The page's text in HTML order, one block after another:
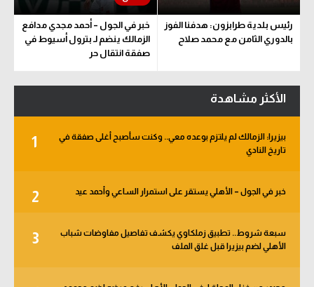
رئيس بلدية طرابزون: هدفنا الفوز
بالدوري الثامن مع محمد صلاح
خبر في الجول – أحمد مجدي مدافع
الزمالك ينضم لـ بترول أسيوط في
صفقة انتقال حر
الأكثر مشاهدة
1
بيزيرا: الزمالك لم يلتزم بوعده معي.. وكنت سأصبح أغلى صفقة في
تاريخ النادي
2 خبر في الجول – الأهلي يستقر على استمرار الساعي وأحمد عيد
3
سبعة شروط.. تطبيق زملكاوي يكشف تفاصيل مفاوضات شباب
الأهلي لضم بيزيرا قبل غلق الملف